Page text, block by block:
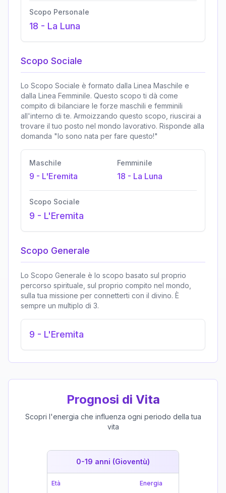
Scopo Personale
18 - La Luna
Scopo Sociale
Lo Scopo Sociale è formato dalla Linea Maschile e
dalla Linea Femminile. Questo scopo ti dà come
compito di bilanciare le forze maschili e femminili
all'interno di te. Armoizzando questo scopo, riuscirai a
trovare il tuo posto nel mondo lavorativo. Risponde alla
domanda "Io sono nata per fare questo!"
Maschile
9 - L'Eremita
Femminile
18 - La Luna
Scopo Sociale
9 - L'Eremita
Scopo Generale
Lo Scopo Generale è lo scopo basato sul proprio
percorso spirituale, sul proprio compito nel mondo,
sulla tua missione per connetterti con il divino. È
sempre un multiplo di 3.
9 - L'Eremita
Prognosi di Vita
Scopri l'energia che influenza ogni periodo della tua
vita
0-19 anni (Gioventù)
Età Energia